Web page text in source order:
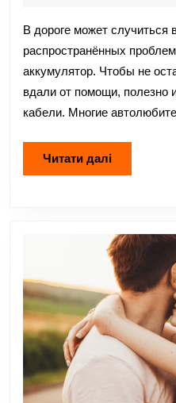
для
В дороге может случиться
распространённых
аккумулятор. Чтобы не
вдали от помощи, полезно
кабели. Многие
Читати даліЧитати
далі